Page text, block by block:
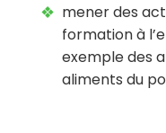
mener des
formation à
exemple des
aliments du